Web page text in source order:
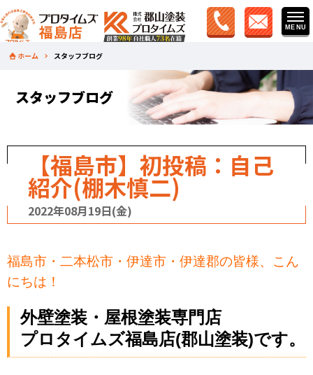
ホーム スタッフブログ
スタッフブログ
【福島市】初投稿：自己
紹介(棚木慎二)
2022年08月19日(金)
福島市・二本松市・伊達市・伊達郡の皆様、こん
にちは！
外壁塗装・屋根塗装専門店
プロタイムズ福島店(郡山塗装)です。